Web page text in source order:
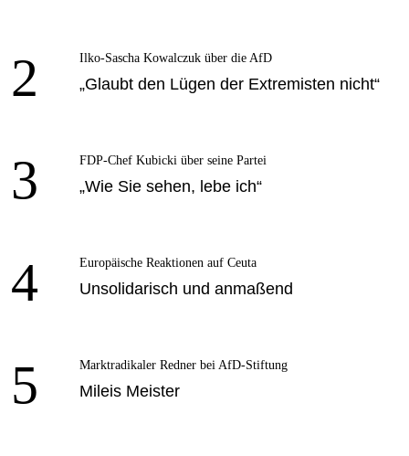
2 Ilko-Sascha Kowalczuk über die AfD
„Glaubt den Lügen der Extremisten nicht“
3 FDP-Chef Kubicki über seine Partei
„Wie Sie sehen, lebe ich“
4 Europäische Reaktionen auf Ceuta
Unsolidarisch und anmaßend
5 Marktradikaler Redner bei AfD-Stiftung
Mileis Meister